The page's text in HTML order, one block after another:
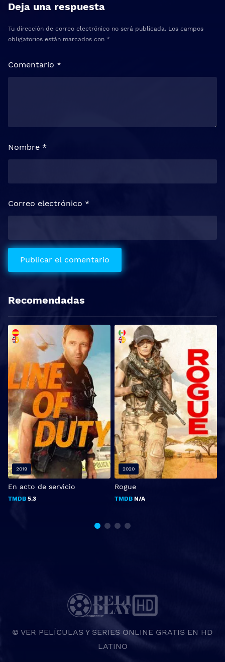
Deja una respuesta
Tu dirección de correo electrónico no será publicada. Los campos
obligatorios están marcados con *
Comentario *
Nombre *
Correo electrónico *
Recomendadas
En acto de servicio
TMDB 5.3
2019
Rogue
TMDB N/A
2020
© VER PELÍCULAS Y SERIES ONLINE GRATIS EN HD
LATINO